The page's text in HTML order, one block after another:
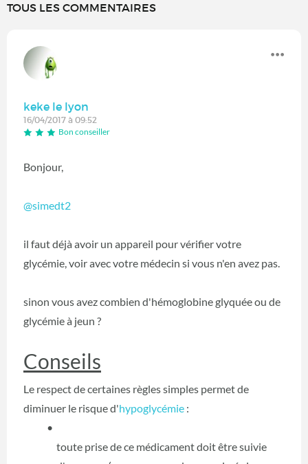
TOUS LES COMMENTAIRES
keke le lyon
16/04/2017 à 09:52
Bon conseiller
Bonjour,
@simedt2
il faut déjà avoir un appareil pour vérifier votre
glycémie, voir avec votre médecin si vous n'en avez pas.
sinon vous avez combien d'hémoglobine glyquée ou de
glycémie à jeun ?
Conseils
Le respect de certaines règles simples permet de
diminuer le risque d'hypoglycémie :
toute prise de ce médicament doit être suivie